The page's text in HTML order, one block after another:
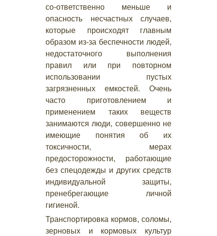
со-ответственно меньше и
опасность несчастных случаев,
которые происходят главным
образом из-за беспечности людей,
недостаточного выполнения
правил или при повторном
использовании пустых
загрязненных емкостей. Очень
часто приготовлением и
применением таких веществ
занимаются люди, совершенно не
имеющие понятия об их
токсичности, мерах
предосторожности, работающие
без спецодежды и других средств
индивидуальной защиты,
пренебрегающие личной
гигиеной.
Транспортировка кормов, соломы,
зерновых и кормовых культур